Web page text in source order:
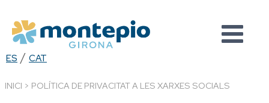
contingut
ES / CAT
INICI > POLÍTICA DE PRIVACITAT A LES XARXES SOCIALS